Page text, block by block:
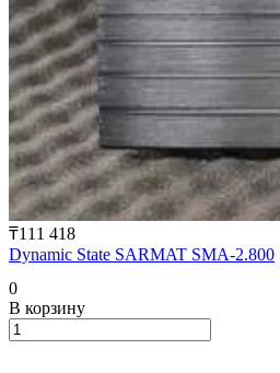
₸111 418
Dynamic State SARMAT SMA-2.800
0
В корзину